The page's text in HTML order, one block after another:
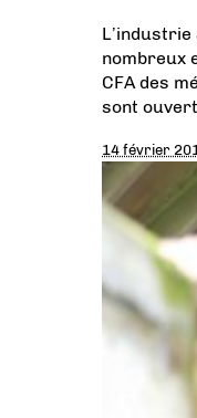
nombreux
CFA des
sont
14 février